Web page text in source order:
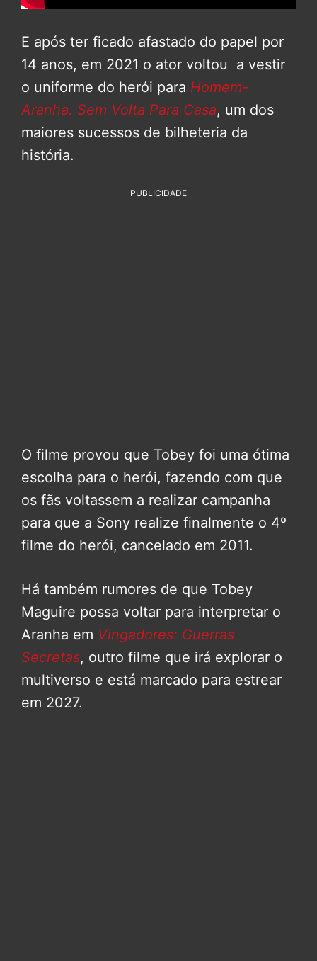
E após ter ficado afastado do papel por
14 anos, em 2021 o ator voltou a vestir
o uniforme do herói para Homem-
Aranha: Sem Volta Para Casa, um dos
maiores sucessos de bilheteria da
história.
PUBLICIDADE
O filme provou que Tobey foi uma ótima
escolha para o herói, fazendo com que
os fãs voltassem a realizar campanha
para que a Sony realize finalmente o 4º
filme do herói, cancelado em 2011.
Há também rumores de que Tobey
Maguire possa voltar para interpretar o
Aranha em Vingadores: Guerras
Secretas, outro filme que irá explorar o
multiverso e está marcado para estrear
em 2027.